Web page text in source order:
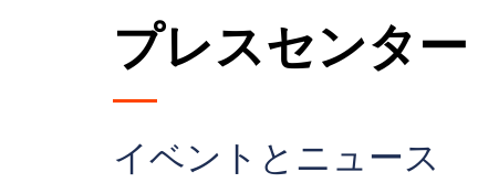
プレスセンター
イベントとニュース